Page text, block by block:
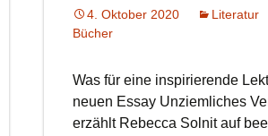
4. Oktober 2020 Literatur
Bücher
Was für eine inspirierende
neuen Essay Unziemliches
erzählt Rebecca Solnit auf